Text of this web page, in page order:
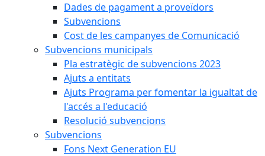
Dades de pagament a proveïdors
Subvencions
Cost de les campanyes de Comunicació
Subvencions municipals
Pla estratègic de subvencions 2023
Ajuts a entitats
Ajuts Programa per fomentar la igualtat de
l'accés a l'educació
Resolució subvencions
Subvencions
Fons Next Generation EU